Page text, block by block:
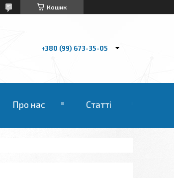
Кошик
+380 (99) 673-35-05
Про нас Статті